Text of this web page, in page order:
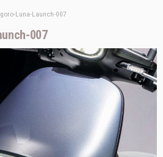
Luna-Launch-007
007